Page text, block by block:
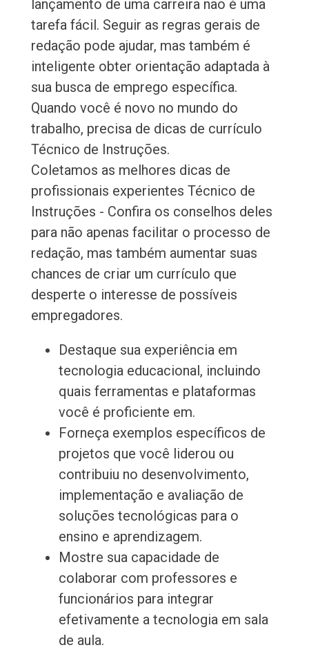
lançamento de uma carreira não é uma
tarefa fácil. Seguir as regras gerais de
redação pode ajudar, mas também é
inteligente obter orientação adaptada à
sua busca de emprego específica.
Quando você é novo no mundo do
trabalho, precisa de dicas de currículo
Técnico de Instruções.
Coletamos as melhores dicas de
profissionais experientes Técnico de
Instruções - Confira os conselhos deles
para não apenas facilitar o processo de
redação, mas também aumentar suas
chances de criar um currículo que
desperte o interesse de possíveis
empregadores.
Destaque sua experiência em
tecnologia educacional, incluindo
quais ferramentas e plataformas
você é proficiente em.
Forneça exemplos específicos de
projetos que você liderou ou
contribuiu no desenvolvimento,
implementação e avaliação de
soluções tecnológicas para o
ensino e aprendizagem.
Mostre sua capacidade de
colaborar com professores e
funcionários para integrar
efetivamente a tecnologia em sala
de aula.